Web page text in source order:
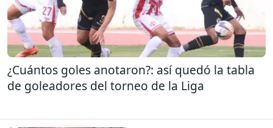
¿Cuántos goles anotaron?: así quedó la tabla
de goleadores del torneo de la Liga